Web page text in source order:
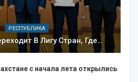
РЕСПУБЛИКА
В Лигу Стран, Где…
с начала лета открылись